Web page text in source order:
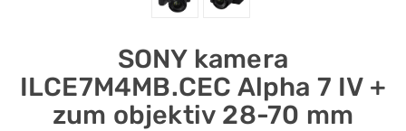
SONY kamera
ILCE7M4MB.CEC Alpha 7 IV +
zum objektiv 28-70 mm